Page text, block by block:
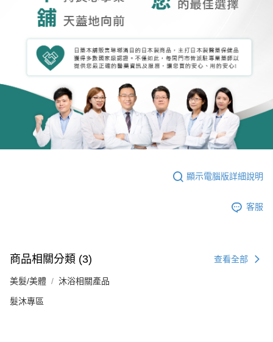
顯示電腦版詳細說明
客服
商品相關分類 (3) 查看全部
美髮/美體 沐浴相關產品
髮沐專區